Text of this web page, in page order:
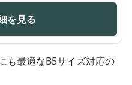
を見る
も最適なB5サイズ対応の